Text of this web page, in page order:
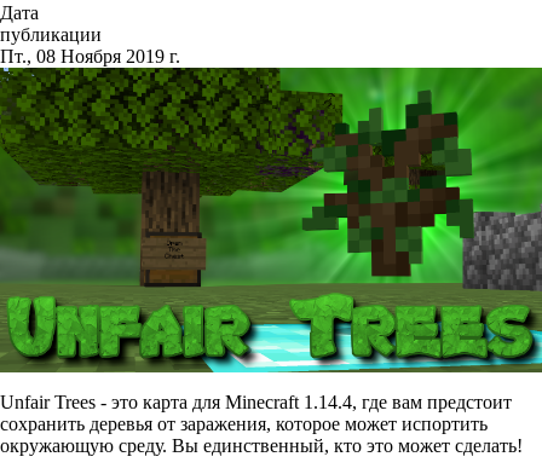
Дата
публикации
Пт., 08 Ноября 2019 г.
Unfair Trees - это карта для Minecraft 1.14.4, где вам предстоит
сохранить деревья от заражения, которое может испортить
окружающую среду. Вы единственный, кто это может сделать!